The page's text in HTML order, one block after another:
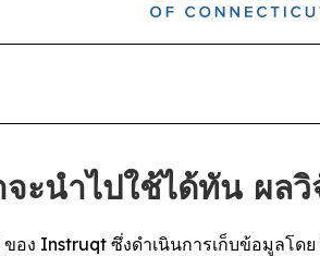
ะนำไปใช้ได้ทัน ผล
อง Instruqt ซึ่งดำเนินการเก็บข้อมูลโ